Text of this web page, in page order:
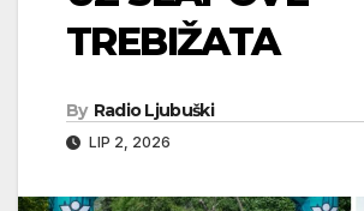
TREBIŽATA
By Radio Ljubuški
LIP 2, 2026